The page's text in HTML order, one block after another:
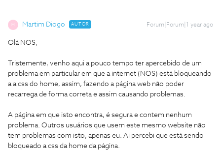
M Martim Diogo AUTOR Forum|Forum|1 year ago
Olá NOS,
Tristemente, venho aqui a pouco tempo ter apercebido de um
problema em particular em que a internet (NOS) está bloqueando
a a css do home, assim, fazendo a página web não poder
recarrega de forma correta e assim causando problemas.
A página em que isto encontra, é segura e contem nenhum
problema. Outros usuários que usem este mesmo website não
tem problemas com isto, apenas eu. Ai percebi que está sendo
bloqueado a css da home da página.